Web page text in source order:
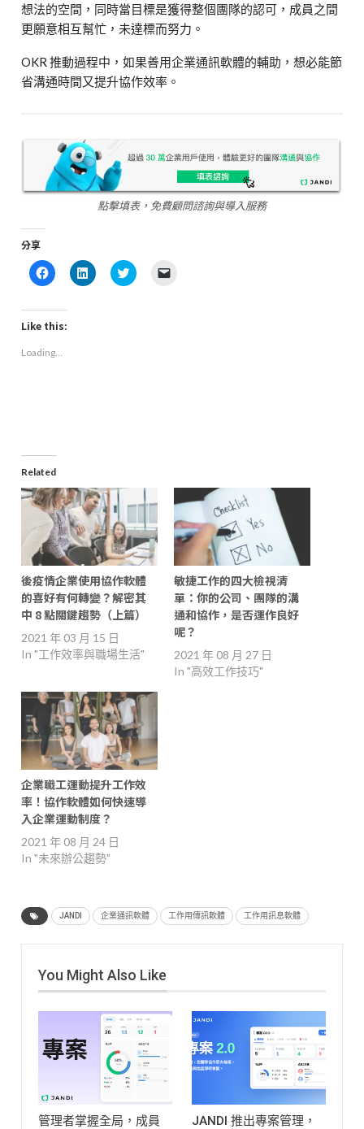
想法的空間，同時當目標是獲得整個團隊的認可，成員之間
更願意相互幫忙，未達標而努力。
OKR 推動過程中，如果善用企業通訊軟體的輔助，想必能節
省溝通時間又提升協作效率。
點擊填表，免費顧問諮詢與導入服務
分享
Click
to
Facebook
(Opens
in
window)
Click
to
Click
to
Like this:
Loading...
Related
後疫情企業使用協作軟體
的喜好有何轉變？解密其
中 8 點關鍵趨勢（上篇）
2021 年 03 月 15 日
In "工作效率與職場生活"
敏捷工作的四大檢視清
單：你的公司、團隊的溝
通和協作，是否運作良好
呢？
2021 年 08 月 27 日
In "高效工作技巧"
企業職工運動提升工作效
率！協作軟體如何快速導
入企業運動制度？
2021 年 08 月 24 日
In "未來辦公趨勢"
JANDI 企業通訊軟體 工作用傳訊軟體 工作用訊息軟體
You Might Also Like
管理者掌握全局，成員
JANDI 推出專案管理，